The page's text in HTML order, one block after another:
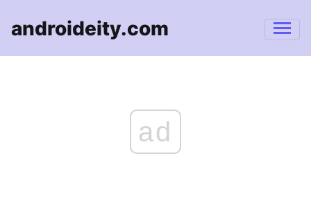
androideity.com
ad